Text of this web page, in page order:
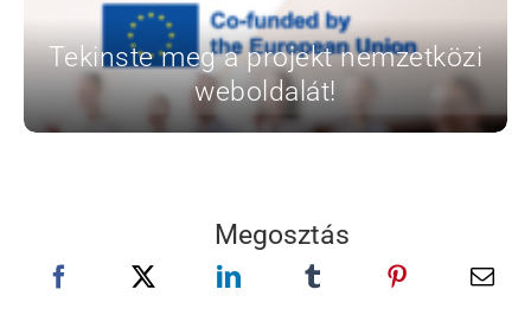
Tekinste meg a projekt nemzetközi
weboldalát!
Megosztás